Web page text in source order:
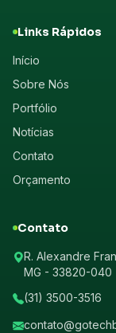
Links Rápidos
Início
Sobre Nós
Portfólio
Notícias
Contato
Orçamento
Contato
R. Alexandre
MG - 33820-040
(31) 3500-3516